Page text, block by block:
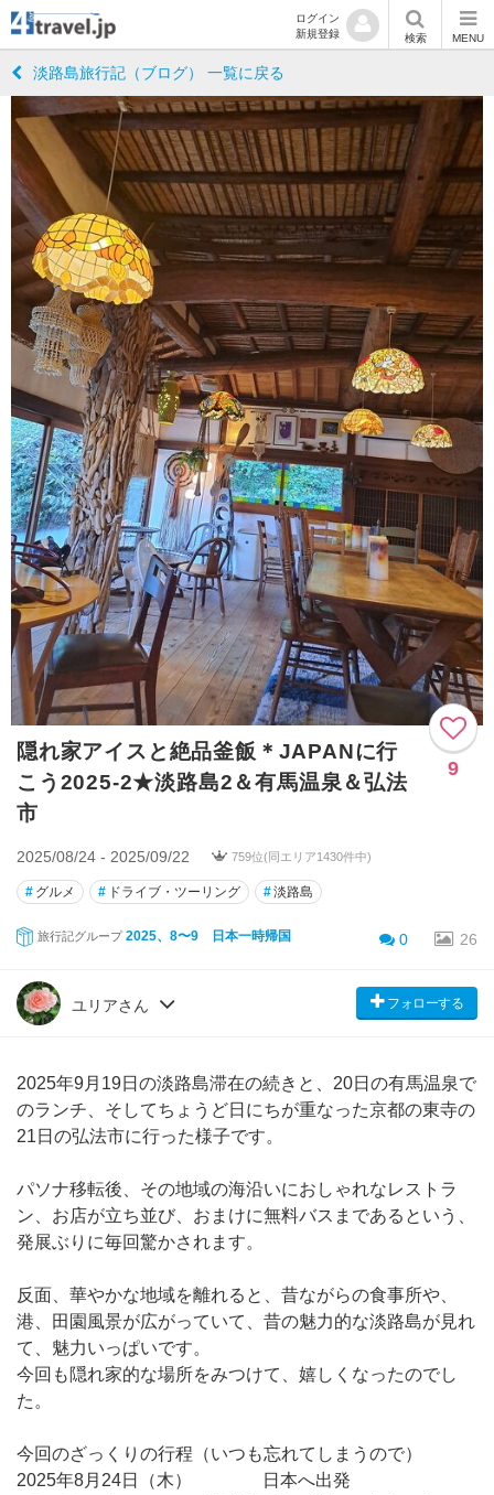
ログイン
新規登録
検索 MENU
淡路島旅行記（ブログ） 一覧に戻る
隠れ家アイスと絶品釜飯＊JAPANに行
こう2025-2★淡路島2＆有馬温泉＆弘法
市
9
2025/08/24 - 2025/09/22 759位(同エリア1430件中)
# グルメ # ドライブ・ツーリング #淡路島
旅行記グループ 2025、8〜9 日本一時帰国 0 26
ユリアさん フォローする
2025年9月19日の淡路島滞在の続きと、20日の有馬温泉で
のランチ、そしてちょうど日にちが重なった京都の東寺の
21日の弘法市に行った様子です。
パソナ移転後、その地域の海沿いにおしゃれなレストラ
ン、お店が立ち並び、おまけに無料バスまであるという、
発展ぶりに毎回驚かされます。
反面、華やかな地域を離れると、昔ながらの食事所や、
港、田園風景が広がっていて、昔の魅力的な淡路島が見れ
て、魅力いっぱいです。
今回も隠れ家的な場所をみつけて、嬉しくなったのでし
た。
今回のざっくりの行程（いつも忘れてしまうので）
2025年8月24日（木） 日本へ出発